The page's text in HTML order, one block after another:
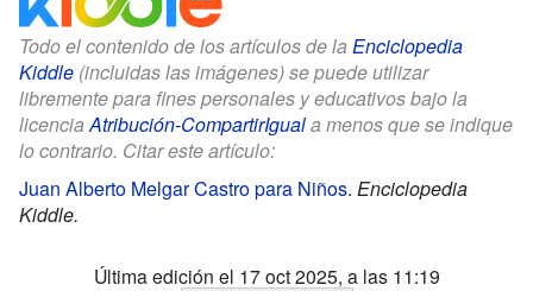
Todo el contenido de los artículos de la Enciclopedia
Kiddle (incluidas las imágenes) se puede utilizar
libremente para fines personales y educativos bajo la
licenciaAtribución-CompartirIguala menos que se indique
lo contrario. Citar este artículo:
Juan Alberto Melgar Castro para Niños. Enciclopedia
Kiddle.
Última edición el 17 oct 2025, a las 11:19